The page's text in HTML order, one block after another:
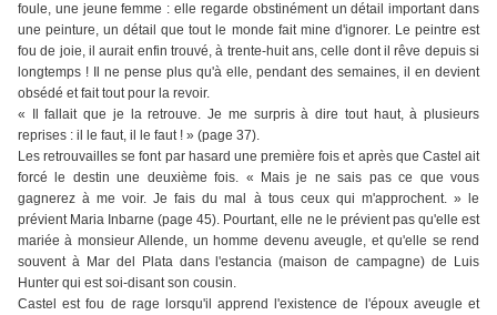
foule, une jeune femme : elle regarde obstinément un détail important dans
une peinture, un détail que tout le monde fait mine d'ignorer. Le peintre est
fou de joie, il aurait enfin trouvé, à trente-huit ans, celle dont il rêve depuis si
longtemps ! Il ne pense plus qu'à elle, pendant des semaines, il en devient
obsédé et fait tout pour la revoir.
« Il fallait que je la retrouve. Je me surpris à dire tout haut, à plusieurs
reprises : il le faut, il le faut ! » (page 37).
Les retrouvailles se font par hasard une première fois et après que Castel ait
forcé le destin une deuxième fois. « Mais je ne sais pas ce que vous
gagnerez à me voir. Je fais du mal à tous ceux qui m'approchent. » le
prévient Maria Inbarne (page 45). Pourtant, elle ne le prévient pas qu'elle est
mariée à monsieur Allende, un homme devenu aveugle, et qu'elle se rend
souvent à Mar del Plata dans l'estancia (maison de campagne) de Luis
Hunter qui est soi-disant son cousin.
Castel est fou de rage lorsqu'il apprend l'existence de l'époux aveugle et